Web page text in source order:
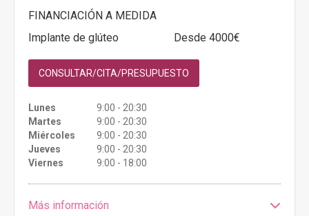
FINANCIACIÓN A MEDIDA
Implante de glúteo
Desde 4000€
CONSULTAR/CITA/PRESUPUESTO
Lunes
9:00 - 20:30
Martes
9:00 - 20:30
Miércoles
9:00 - 20:30
Jueves
9:00 - 20:30
Viernes
9:00 - 18:00
Más información